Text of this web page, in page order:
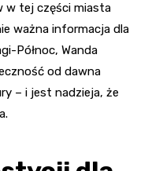
w tej części miasta
ważna informacja dla
Północ, Wanda
od dawna
– i jest nadzieja, że